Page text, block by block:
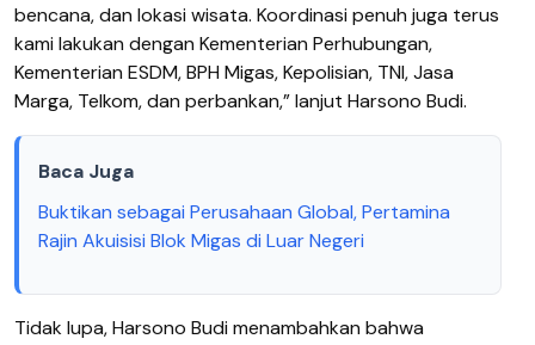
bencana, dan lokasi wisata. Koordinasi penuh juga terus
kami lakukan dengan Kementerian Perhubungan,
Kementerian ESDM, BPH Migas, Kepolisian, TNI, Jasa
Marga, Telkom, dan perbankan,” lanjut Harsono Budi.
Baca Juga
Buktikan sebagai Perusahaan Global, Pertamina
Rajin Akuisisi Blok Migas di Luar Negeri
Tidak lupa, Harsono Budi menambahkan bahwa